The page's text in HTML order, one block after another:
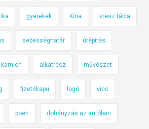
gyerekek Kína kresz tábla
sebességhatár útépítés
alkatrész művészet
fizetőkapu logó vicc
poén dohányzás az autóban